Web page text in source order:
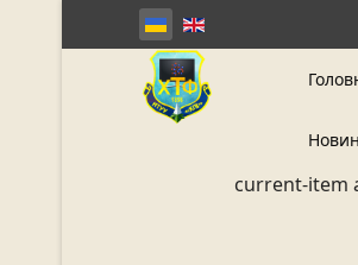
current-item